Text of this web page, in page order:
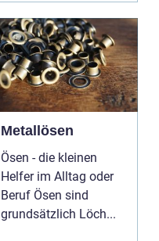
Metallösen
Ösen - die kleinen
Helfer im Alltag oder
Beruf Ösen sind
grundsätzlich Löch...